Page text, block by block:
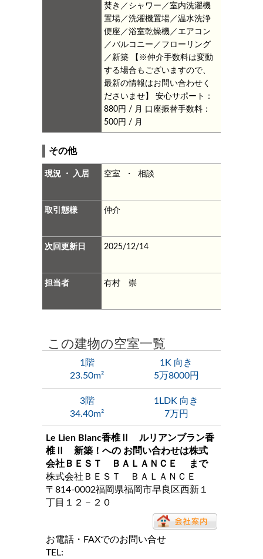
焚き／シャワー／室内洗濯機
置場／洗濯機置場／温水洗浄
便座／浴室乾燥機／エアコン
／バルコニー／フローリング
／新築
【※仲介手数料は変動
する場合もございますので、
最新の情報はお問い合わせく
ださいませ】
安心サポート：
880円 / 月
口座振替手数料：
500円 / 月
その他
現況 ・ 入居 空室 ・ 相談
取引態様 仲介
次回更新日 2025/12/14
担当者 有村 崇
この建物の空室一覧
1階
1K 向き
23.50m²
5万8000円
3階
1LDK 向き
34.40m²
7万円
Le Lien Blanc香椎Ⅱ ルリアンブラン香
椎Ⅱ 新築！
への お問い合わせは株式
会社ＢＥＳＴ ＢＡＬＡＮＣＥ
まで
株式会社ＢＥＳＴ ＢＡＬＡＮＣＥ
〒814-0002福岡県福岡市早良区西新１
丁目１２－２０
お電話・FAXでのお問い合せ
TEL: